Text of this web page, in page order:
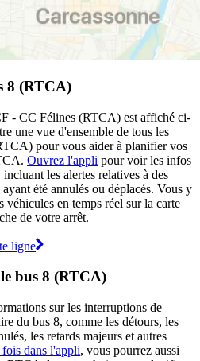
8 (RTCA)
- CC Félines (RTCA) est affiché ci-
une vue d'ensemble de tous les
pour vous aider à planifier vos
Ouvrez l'appli pour voir les infos
les alertes relatives à des
été annulés ou déplacés. Vous y
véhicules en temps réel sur la carte
de votre arrêt.
ligne
bus 8 (RTCA)
sur les interruptions de
du bus 8, comme les détours, les
les retards majeurs et autres
dans l'appli, vous pourrez aussi